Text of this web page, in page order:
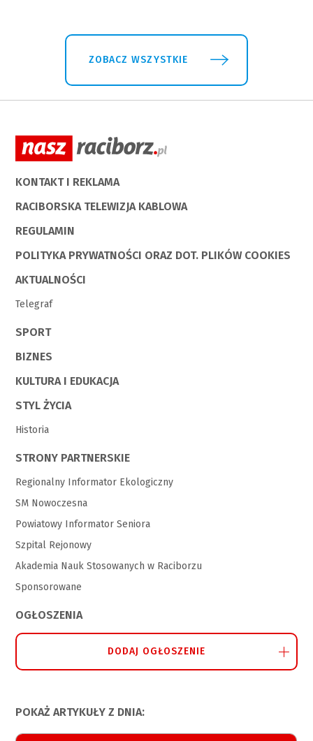
ZOBACZ WSZYSTKIE
KONTAKT I REKLAMA
RACIBORSKA TELEWIZJA KABLOWA
REGULAMIN
POLITYKA PRYWATNOŚCI ORAZ DOT. PLIKÓW COOKIES
AKTUALNOŚCI
Telegraf
SPORT
BIZNES
KULTURA I EDUKACJA
STYL ŻYCIA
Historia
STRONY PARTNERSKIE
Regionalny Informator Ekologiczny
SM Nowoczesna
Powiatowy Informator Seniora
Szpital Rejonowy
Akademia Nauk Stosowanych w Raciborzu
Sponsorowane
OGŁOSZENIA
DODAJ OGŁOSZENIE
POKAŻ ARTYKUŁY Z DNIA: